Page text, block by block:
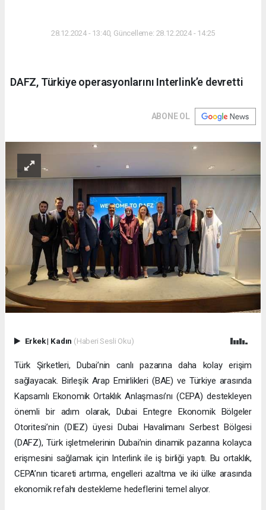
28.12.2024 - 13:40, Güncelleme: 28.12.2024 - 14:25
DAFZ, Türkiye operasyonlarını Interlink’e devretti
ABONE OL
Erkek| Kadın (Haberi Sesli Oku)
Türk Şirketleri, Dubai’nin canlı pazarına daha kolay erişim
sağlayacak. Birleşik Arap Emirlikleri (BAE) ve Türkiye arasında
Kapsamlı Ekonomik Ortaklık Anlaşması’nı (CEPA) destekleyen
önemli bir adım olarak, Dubai Entegre Ekonomik Bölgeler
Otoritesi’nin (DIEZ) üyesi Dubai Havalimanı Serbest Bölgesi
(DAFZ), Türk işletmelerinin Dubai’nin dinamik pazarına kolayca
erişmesini sağlamak için Interlink ile iş birliği yaptı. Bu ortaklık,
CEPA’nın ticareti artırma, engelleri azaltma ve iki ülke arasında
ekonomik refahı destekleme hedeflerini temel alıyor.